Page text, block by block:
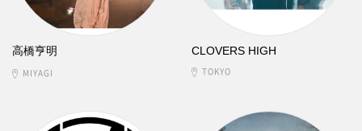
高橋亨明
MIYAGI
CLOVERS HIGH
TOKYO